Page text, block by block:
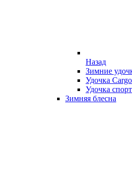
Назад
Зимние
Удочка
Удочка
Зимняя блесна